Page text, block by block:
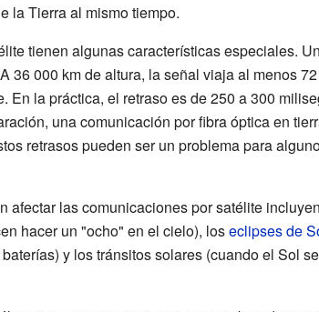
la Tierra al mismo tiempo.
tienen algunas características especiales.
36 000 km de altura, la señal viaja al menos
En la práctica, el retraso es de 250 a 300
una comunicación por fibra óptica en
retrasos pueden ser un problema para
afectar las comunicaciones por satélite
hacer un "ocho" en el cielo), loseclipses de
y los tránsitos solares (cuando el Sol